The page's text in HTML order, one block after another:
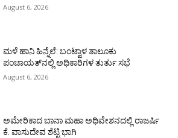
August 6, 2026
ಮಳೆ ಹಾನಿ ಹಿನ್ನೆಲೆ: ಬಂಟ್ವಾಳ ತಾಲೂಕು
ಪಂಚಾಯತ್‌ನಲ್ಲಿ ಅಧಿಕಾರಿಗಳ ತುರ್ತು ಸಭೆ
August 6, 2026
ಅಮೇರಿಕಾದ ಬಾನಾ ಮಹಾ ಅಧಿವೇಶನದಲ್ಲಿ ರಾಜರ್ಷಿ
ಕೆ. ವಾಸುದೇವ ಶೆಟ್ಟಿ ಭಾಗಿ